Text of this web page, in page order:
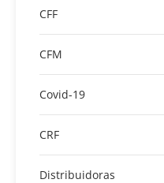
CFF
CFM
Covid-19
CRF
Distribuidoras